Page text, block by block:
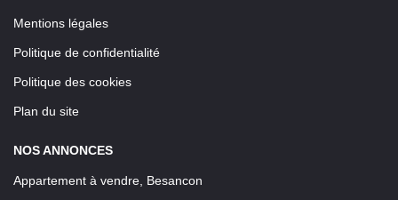
Mentions légales
Politique de confidentialité
Politique des cookies
Plan du site
NOS ANNONCES
Appartement à vendre, Besancon